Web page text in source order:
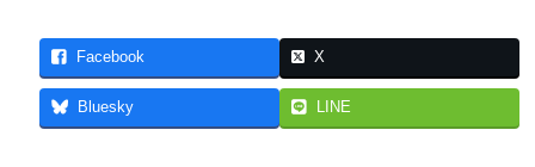
Facebook X
Bluesky LINE